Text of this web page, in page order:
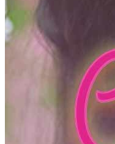
Gadis Pemanggil Roh